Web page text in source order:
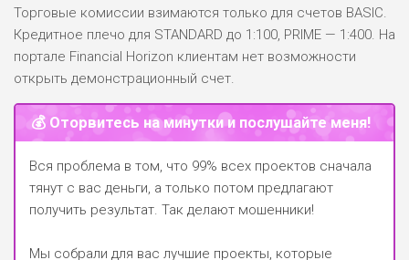
Торговые комиссии взимаются только для счетов BASIC.
Кредитное плечо для STANDARD до 1:100, PRIME — 1:400. На
портале Financial Horizon клиентам нет возможности
открыть демонстрационный счет.
💰 Оторвитесь на минутки и послушайте меня!
Вся проблема в том, что 99% всех проектов сначала
тянут с вас деньги, а только потом предлагают
получить результат. Так делают мошенники!
Мы собрали для вас лучшие проекты, которые